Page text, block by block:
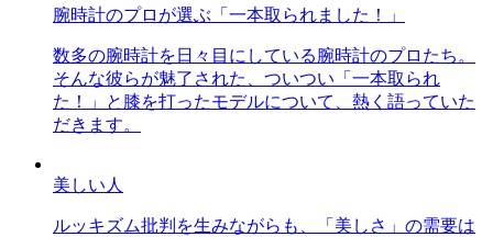
腕時計のプロが選ぶ「一本取られました！」
数多の腕時計を日々目にしている腕時計のプロたち。
そんな彼らが魅了された、ついつい「一本取られ
た！」と膝を打ったモデルについて、熱く語っていた
だきます。
美しい人
ルッキズム批判を生みながらも、「美しさ」の需要は